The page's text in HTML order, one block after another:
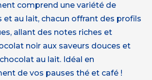
comprend une variété de
et au lait, chacun offrant des profils
allant des notes riches et
noir aux saveurs douces et
au lait. Idéal en
de vos pauses thé et café !